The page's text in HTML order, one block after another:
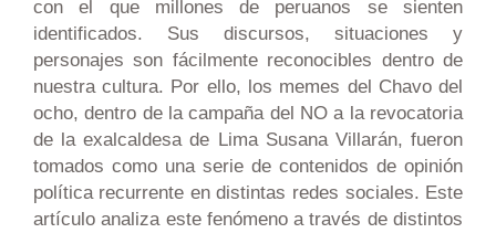
con el que millones de peruanos se sienten
identificados. Sus discursos, situaciones y
personajes son fácilmente reconocibles dentro de
nuestra cultura. Por ello, los memes del Chavo del
ocho, dentro de la campaña del NO a la revocatoria
de la exalcaldesa de Lima Susana Villarán, fueron
tomados como una serie de contenidos de opinión
política recurrente en distintas redes sociales. Este
artículo analiza este fenómeno a través de distintos